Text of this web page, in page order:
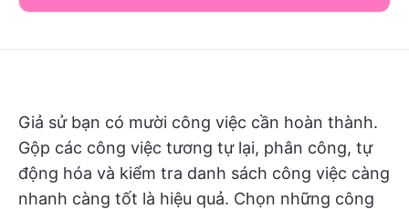
Giả sử bạn có mười công việc cần hoàn thành.
Gộp các công việc tương tự lại, phân công, tự
động hóa và kiểm tra danh sách công việc càng
nhanh càng tốt là hiệu quả. Chọn những công